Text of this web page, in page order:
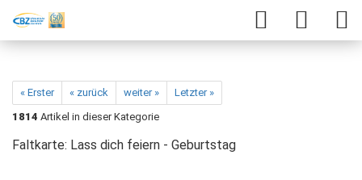
« Erster « zurück weiter »
Letzter »
1814 Artikel in dieser Kategorie
Faltkarte: Lass dich feiern - Geburtstag